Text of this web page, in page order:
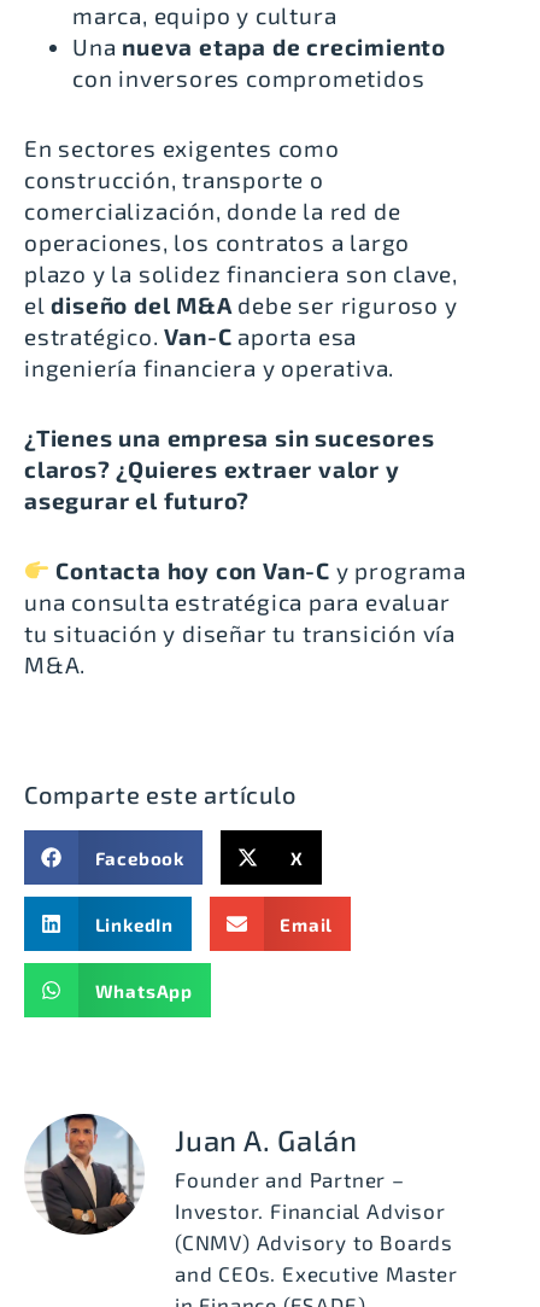
marca, equipo y cultura
Una nueva etapa de crecimiento
con inversores comprometidos
En sectores exigentes como
construcción, transporte o
comercialización, donde la red de
operaciones, los contratos a largo
plazo y la solidez financiera son clave,
eldiseño del M&A debe ser riguroso y
estratégico.Van-C aporta esa
ingeniería financiera y operativa.
¿Tienes una empresa sin sucesores
claros? ¿Quieres extraer valor y
asegurar el futuro?
Contacta hoy con Van-C y programa
una consulta estratégica para evaluar
tu situación y diseñar tu transición vía
M&A.
Comparte este artículo
Facebook X
LinkedIn Email
WhatsApp
Juan A. Galán
Founder and Partner –
Investor. Financial Advisor
(CNMV) Advisory to Boards
and CEOs. Executive Master